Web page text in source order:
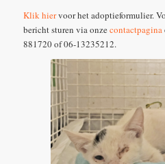
Klik hiervoor het adoptieformulier.
bericht sturen via onzecontactpagina
881720 of 06-13235212.